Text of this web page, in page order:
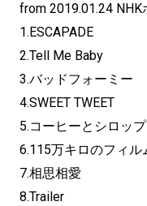
from 2019.01.24
1.ESCAPADE
2.Tell Me Baby
3.バッドフォーミー
4.SWEET TWEET
5.コーヒーとシロップ
6.115万キロのフィル
7.相思相愛
8.Trailer